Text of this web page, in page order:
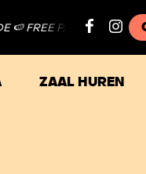
● 🍉 STOP
ZAAL HUREN